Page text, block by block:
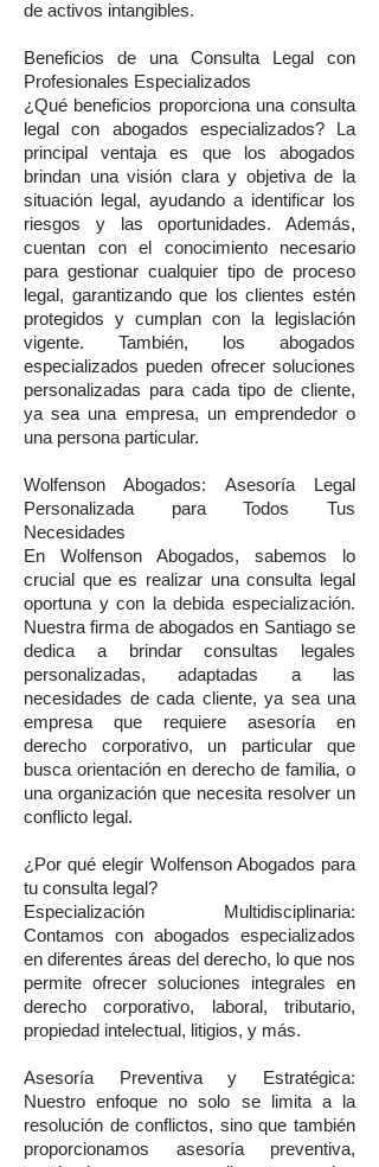
de activos intangibles.
Beneficios de una Consulta Legal con
Profesionales Especializados
¿Qué beneficios proporciona una consulta
legal con abogados especializados? La
principal ventaja es que los abogados
brindan una visión clara y objetiva de la
situación legal, ayudando a identificar los
riesgos y las oportunidades. Además,
cuentan con el conocimiento necesario
para gestionar cualquier tipo de proceso
legal, garantizando que los clientes estén
protegidos y cumplan con la legislación
vigente. También, los abogados
especializados pueden ofrecer soluciones
personalizadas para cada tipo de cliente,
ya sea una empresa, un emprendedor o
una persona particular.
Wolfenson Abogados: Asesoría Legal
Personalizada para Todos Tus
Necesidades
En Wolfenson Abogados, sabemos lo
crucial que es realizar una consulta legal
oportuna y con la debida especialización.
Nuestra firma de abogados en Santiago se
dedica a brindar consultas legales
personalizadas, adaptadas a las
necesidades de cada cliente, ya sea una
empresa que requiere asesoría en
derecho corporativo, un particular que
busca orientación en derecho de familia, o
una organización que necesita resolver un
conflicto legal.
¿Por qué elegir Wolfenson Abogados para
tu consulta legal?
Especialización Multidisciplinaria:
Contamos con abogados especializados
en diferentes áreas del derecho, lo que nos
permite ofrecer soluciones integrales en
derecho corporativo, laboral, tributario,
propiedad intelectual, litigios, y más.
Asesoría Preventiva y Estratégica:
Nuestro enfoque no solo se limita a la
resolución de conflictos, sino que también
proporcionamos asesoría preventiva,